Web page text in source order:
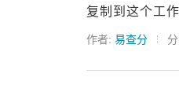
复制到这个工
作者: 易查分